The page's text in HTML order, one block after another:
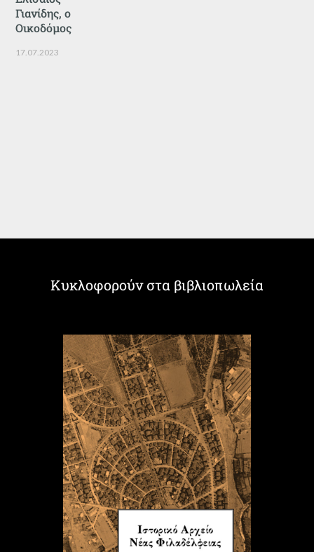
Γιανίδης, ο
Οικοδόμος
17.07.2023
Κυκλοφορούν στα βιβλιοπωλεία